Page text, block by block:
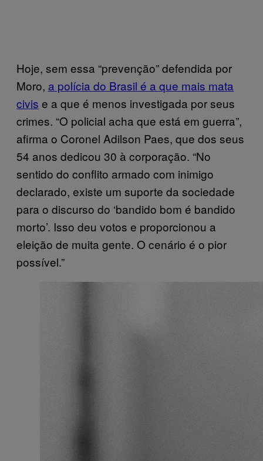
Hoje, sem essa “prevenção” defendida por
Moro, a polícia do Brasil é a que mais mata
civis e a que é menos investigada por seus
crimes. “O policial acha que está em guerra”,
afirma o Coronel Adilson Paes, que dos seus
54 anos dedicou 30 à corporação. “No
sentido do conflito armado com inimigo
declarado, existe um suporte da sociedade
para o discurso do ‘bandido bom é bandido
morto’. Isso deu votos e proporcionou a
eleição de muita gente. O cenário é o pior
possível.”